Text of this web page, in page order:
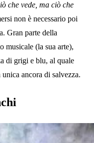
che vede, ma ciò che
non è necessario poi
Gran parte della
musicale (la sua arte),
di grigi e blu, al quale
unica ancora di salvezza.